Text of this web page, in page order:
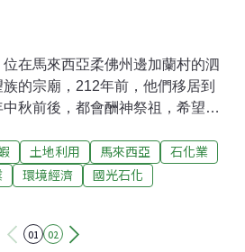
在馬來西亞柔佛州邊加蘭村的泗
的宗廟，212年前，他們移居到
秋前後，都會酬神祭祖，希望先
居民還有一項特殊祭品，龍蝦。
美名。位於馬來西亞柔佛州最南
在海上航行的，不再是漁船，而
土地利用 馬來西亞
石化業
環境經濟 國光石化
01 02